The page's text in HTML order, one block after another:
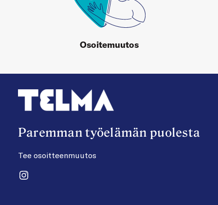
Osoitemuutos
Paremman työelämän puolesta
Tee osoitteenmuutos
Instagram